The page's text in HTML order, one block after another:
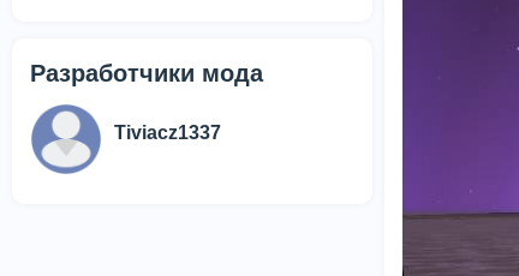
Разработчики мода
Tiviacz1337